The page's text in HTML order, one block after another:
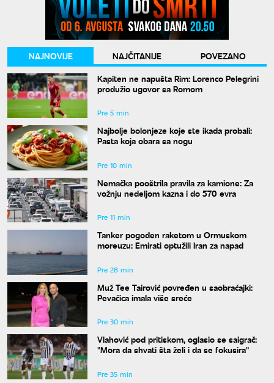
NAJNOVIJE NAJČITANIJE
POVEZANO
Kapiten ne napušta Rim: Lorenco Pelegrini
produžio ugovor sa Romom
Pre 5 min
Najbolje bolonjeze koje ste ikada probali:
Pasta koja obara sa nogu
Pre 10 min
Nemačka pooštrila pravila za kamione: Za
vožnju nedeljom kazna i do 570 evra
Pre 11 min
Tanker pogođen raketom u Ormuskom
moreuzu: Emirati optužili Iran za napad
Pre 28 min
Muž Tee Tairović povređen u saobraćajki:
Pevačica imala više sreće
Pre 30 min
Vlahović pod pritiskom, oglasio se saigrač:
"Mora da shvati šta želi i da se fokusira"
Pre 35 min